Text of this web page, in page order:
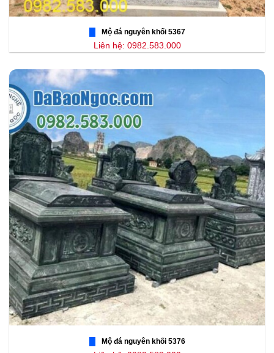
Mộ đá nguyên khối 5367
Liên hệ: 0982.583.000
Mộ đá nguyên khối 5376